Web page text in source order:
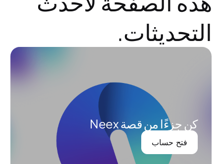
التحديثات.
كن جزءًا من قصة Neex
فتح حساب